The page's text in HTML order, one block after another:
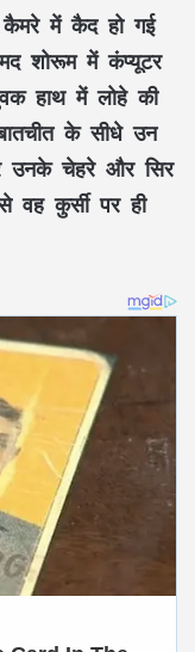
कैमरे में कैद हो गई
शोरूम में कंप्यूटर
हाथ में लोहे की
के सीधे उन
उनके चेहरे और सिर
कुर्सी पर ही